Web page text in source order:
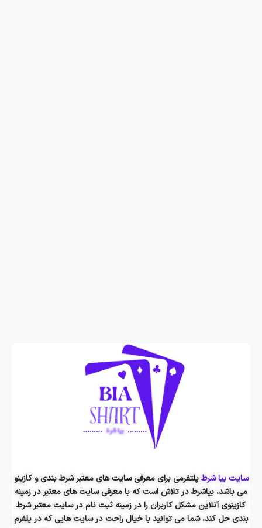
سایت بیا شرط پلتفرمی برای معرفی سایت های معتبر شرط بندی و کازینو
می باشد، بیاشرط در تلاش است که با معرفی سایت های معتبر در زمینه
کازینوی آنلاین مشکل کاربران را در زمینه ثبت نام در سایت معتبر شرط
بندی حل کند، شما می توانید با خیال راحت در سایت هایی که در پلفرم